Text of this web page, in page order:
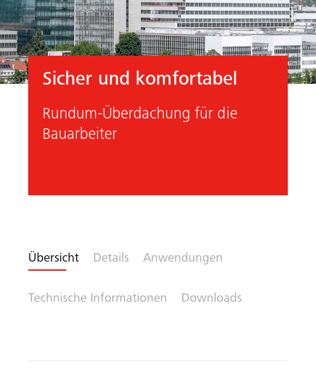
Sicher und komfortabel
Rundum-Überdachung für die
Bauarbeiter
Übersicht Details Anwendungen
Technische Informationen Downloads